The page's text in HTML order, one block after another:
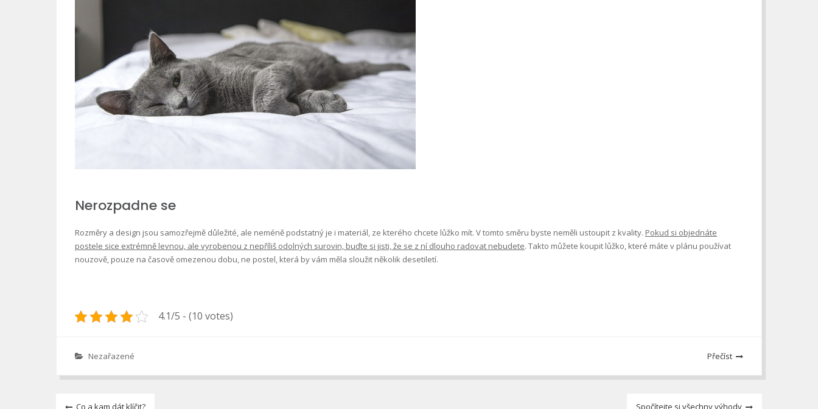
Nerozpadne se
Rozměry a design jsou samozřejmě důležité, ale neméně podstatný je i materiál, ze kterého chcete lůžko mít. V tomto směru byste neměli ustoupit z kvality. Pokud si objednáte
postele sice extrémně levnou, ale vyrobenou z nepříliš odolných surovin, buďte si jisti, že se z ní dlouho radovat nebudete. Takto můžete koupit lůžko, které máte v plánu používat
nouzově, pouze na časově omezenou dobu, ne postel, která by vám měla sloužit několik desetiletí.
4.1/5 - (10 votes)
Nezařazené Přečíst
Navigace
Co a kam dát klíčit? Spočítejte si všechny výhody